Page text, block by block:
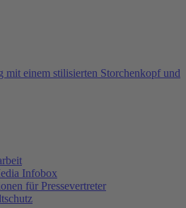
Infobox
für Pressevertreter